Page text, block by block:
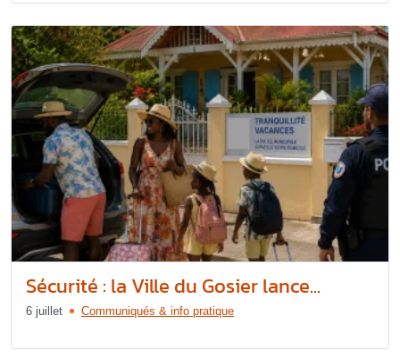
Sécurité : la Ville du Gosier lance...
6 juillet Communiqués & info pratique